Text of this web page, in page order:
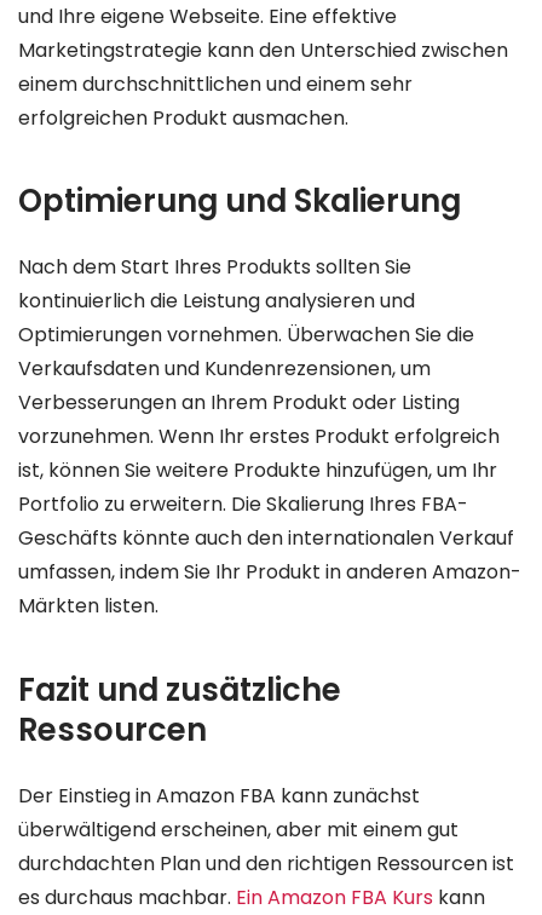
und Ihre eigene Webseite. Eine effektive
Marketingstrategie kann den Unterschied zwischen
einem durchschnittlichen und einem sehr
erfolgreichen Produkt ausmachen.
Optimierung und Skalierung
Nach dem Start Ihres Produkts sollten Sie
kontinuierlich die Leistung analysieren und
Optimierungen vornehmen. Überwachen Sie die
Verkaufsdaten und Kundenrezensionen, um
Verbesserungen an Ihrem Produkt oder Listing
vorzunehmen. Wenn Ihr erstes Produkt erfolgreich
ist, können Sie weitere Produkte hinzufügen, um Ihr
Portfolio zu erweitern. Die Skalierung Ihres FBA-
Geschäfts könnte auch den internationalen Verkauf
umfassen, indem Sie Ihr Produkt in anderen Amazon-
Märkten listen.
Fazit und zusätzliche
Ressourcen
Der Einstieg in Amazon FBA kann zunächst
überwältigend erscheinen, aber mit einem gut
durchdachten Plan und den richtigen Ressourcen ist
es durchaus machbar. Ein Amazon FBA Kurs kann